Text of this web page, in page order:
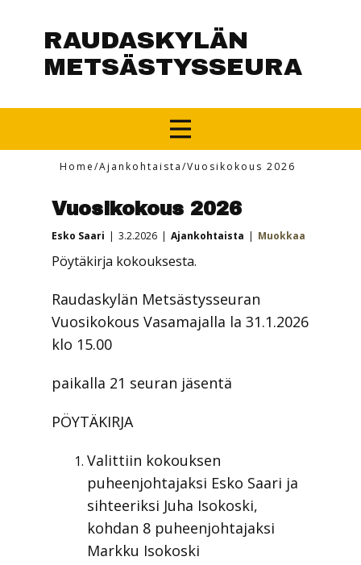
RAUDASKYLÄN
METSÄSTYSSEURA
Home/Ajankohtaista/Vuosikokous 2026
Vuosikokous 2026
Esko Saari 3.2.2026 Ajankohtaista Muokkaa
Pöytäkirja kokouksesta.
Raudaskylän Metsästysseuran
Vuosikokous Vasamajalla la 31.1.2026
klo 15.00
paikalla 21 seuran jäsentä
PÖYTÄKIRJA
Valittiin kokouksen
puheenjohtajaksi Esko Saari ja
sihteeriksi Juha Isokoski,
kohdan 8 puheenjohtajaksi
Markku Isokoski